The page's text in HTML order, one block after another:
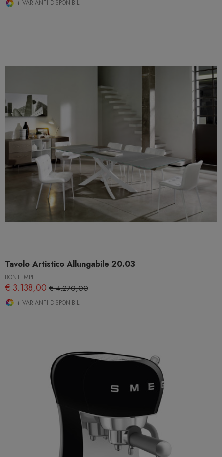
+ VARIANTI DISPONIBILI
Tavolo Artistico Allungabile 20.03
BONTEMPI
€ 3.138,00 € 4.270,00
+ VARIANTI DISPONIBILI